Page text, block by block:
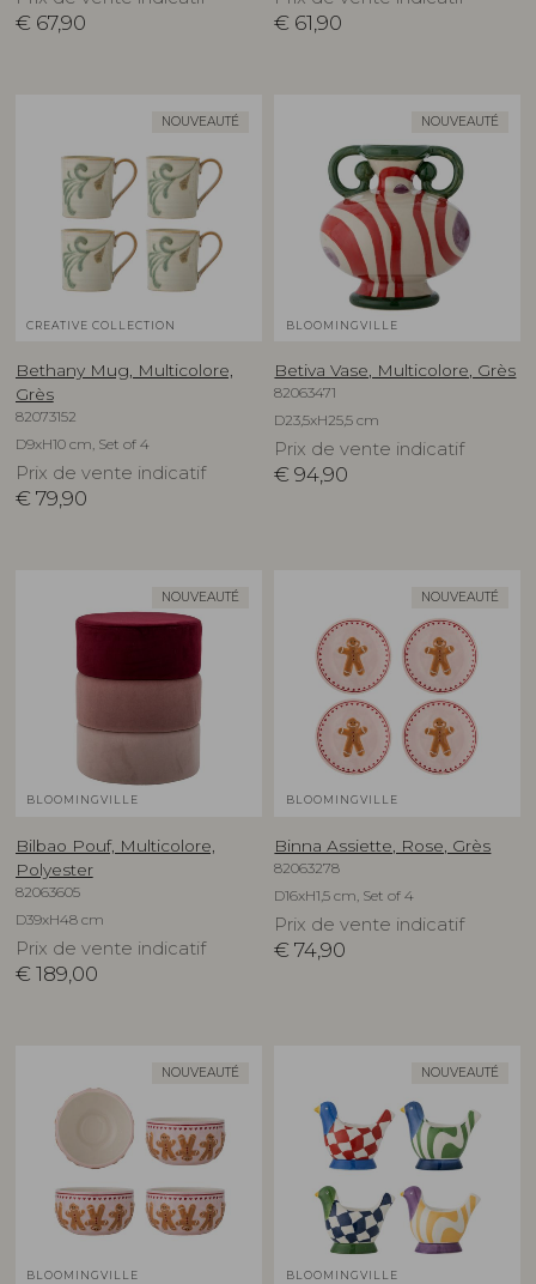
€ 67,90 € 61,90
NOUVEAUTÉ
CREATIVE COLLECTION
Bethany Mug, Multicolore,
Grès
82073152
D9xH10 cm, Set of 4
Prix de vente indicatif
€ 79,90
NOUVEAUTÉ
BLOOMINGVILLE
Betiva Vase, Multicolore, Grès
82063471
D23,5xH25,5 cm
Prix de vente indicatif
€ 94,90
NOUVEAUTÉ
BLOOMINGVILLE
Bilbao Pouf, Multicolore,
Polyester
82063605
D39xH48 cm
Prix de vente indicatif
€ 189,00
NOUVEAUTÉ
BLOOMINGVILLE
Binna Assiette, Rose, Grès
82063278
D16xH1,5 cm, Set of 4
Prix de vente indicatif
€ 74,90
NOUVEAUTÉ
BLOOMINGVILLE
NOUVEAUTÉ
BLOOMINGVILLE